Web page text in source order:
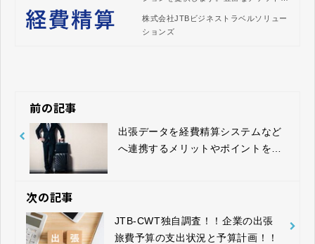
スなどで、全ての出張手配と経費報告の
業務をスムーズに処理。コスト削減と業
株式会社JTBビジネストラベルソリュー
ションズ
前の記事
出張データを経費精算システムなど
へ連携するメリットやポイントを解
次の記事
JTB-CWT独自調査！！企業の出張
旅費予算の支出状況と予算計画！！